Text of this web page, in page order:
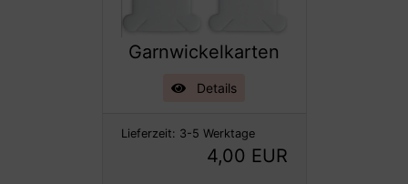
Garnwickelkarten
Details
Lieferzeit: 3-5 Werktage
4,00 EUR